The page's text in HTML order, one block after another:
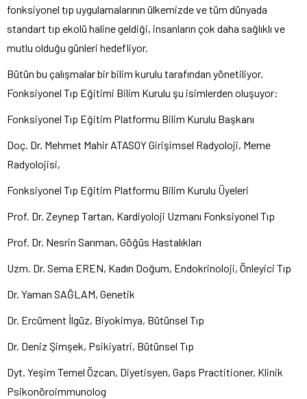
fonksiyonel tıp uygulamalarının ülkemizde ve tüm dünyada
standart tıp ekolü haline geldiği, insanların çok daha sağlıklı ve
mutlu olduğu günleri hedefliyor.
Bütün bu çalışmalar bir bilim kurulu tarafından yönetiliyor.
Fonksiyonel Tıp Eğitimi Bilim Kurulu şu isimlerden oluşuyor:
Fonksiyonel Tıp Eğitim Platformu Bilim Kurulu Başkanı
Doç. Dr. Mehmet Mahir ATASOY Girişimsel Radyoloji, Meme
Radyolojisi,
Fonksiyonel Tıp Eğitim Platformu Bilim Kurulu Üyeleri
Prof. Dr. Zeynep Tartan, Kardiyoloji Uzmanı Fonksiyonel Tıp
Prof. Dr. Nesrin Sarıman, Göğüs Hastalıkları
Uzm. Dr. Sema EREN, Kadın Doğum, Endokrinoloji, Önleyici Tıp
Dr. Yaman SAĞLAM, Genetik
Dr. Ercüment İlgüz, Biyokimya, Bütünsel Tıp
Dr. Deniz Şimşek, Psikiyatri, Bütünsel Tıp
Dyt. Yeşim Temel Özcan, Diyetisyen, Gaps Practitioner, Klinik
Psikonöroimmunolog